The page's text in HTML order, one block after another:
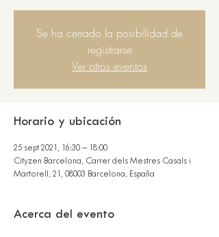
Se ha cerrado la posibilidad de
registrarse
Ver otros eventos
Horario y ubicación
25 sept 2021, 16:30 – 18:00
Cityzen Barcelona, Carrer dels Mestres Casals i
Martorell, 21, 08003 Barcelona, España
Acerca del evento